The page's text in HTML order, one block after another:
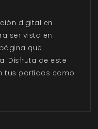
digital en
ser vista en
que
Disfruta de este
tus partidas como